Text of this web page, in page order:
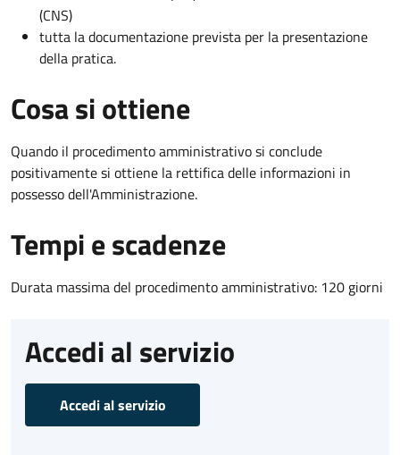
(CNS)
tutta la documentazione prevista per la presentazione
della pratica.
Cosa si ottiene
Quando il procedimento amministrativo si conclude
positivamente si ottiene la rettifica delle informazioni in
possesso dell'Amministrazione.
Tempi e scadenze
Durata massima del procedimento amministrativo: 120 giorni
Accedi al servizio
Accedi al servizio